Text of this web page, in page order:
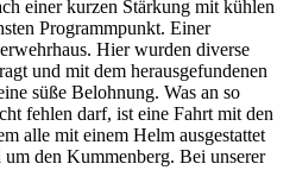
einer kurzen Stärkung mit kühlen
Programmpunkt. Einer
Hier wurden diverse
und mit dem herausgefundenen
süße Belohnung. Was an so
fehlen darf, ist eine Fahrt mit den
alle mit einem Helm ausgestattet
den Kummenberg. Bei unserer